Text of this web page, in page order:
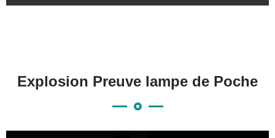
Explosion Preuve lampe de Poche